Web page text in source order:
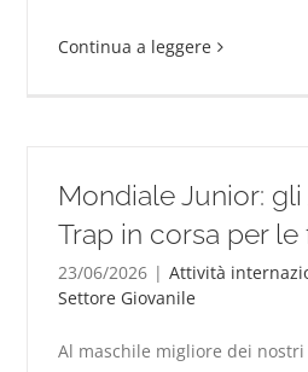
Continua a leggere
Mondiale Junior:
Trap in corsa per le
23/06/2026 | Attività
Settore Giovanile
Al maschile migliore dei nostri